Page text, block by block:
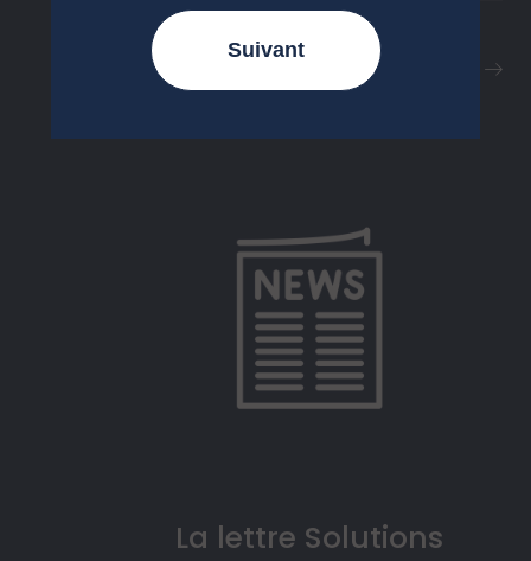
La lettre Solutions
Newsletters
Accéder à l'ensemble de nos
Newsletters
Suivant